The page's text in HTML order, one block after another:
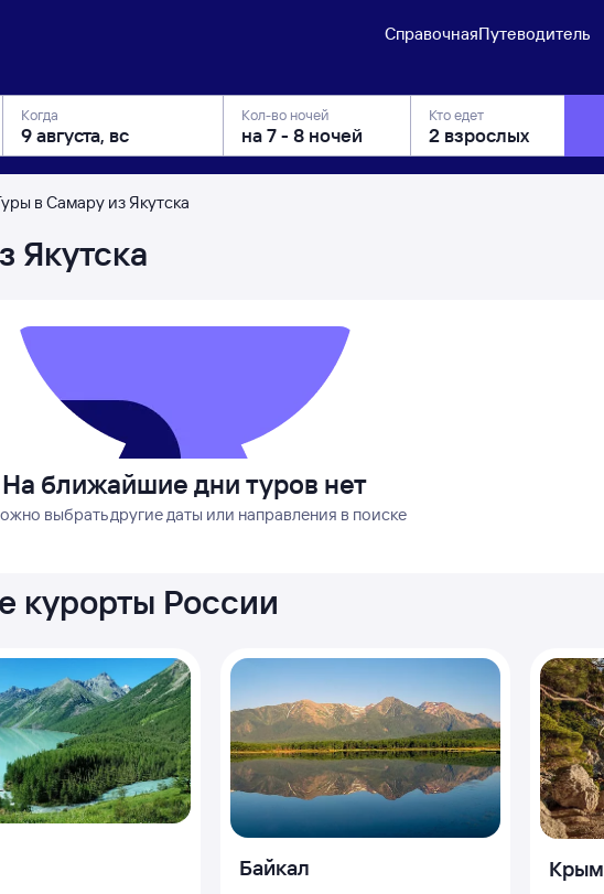
СправочнаяПутеводитель
Когда Кол-во ночей Кто едет
в Самару из Якутска
Якутска
На ближайшие дни туров нет
выбрать другие даты или направления в поиске
курорты России
Байкал Крым